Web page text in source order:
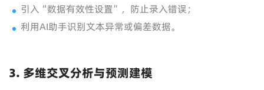
引入“数据有效性设置”，防止录入错误；
利用AI助手识别文本异常或偏差数据。
3. 多维交叉分析与预测建模